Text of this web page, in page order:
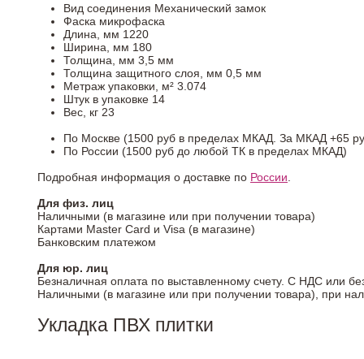
Вид соединения Механический замок
Фаска микрофаска
Длина, мм 1220
Ширина, мм 180
Толщина, мм 3,5 мм
Толщина защитного слоя, мм 0,5 мм
Метраж упаковки, м² 3.074
Штук в упаковке 14
Вес, кг 23
По Москве (1500 руб в пределах МКАД. За МКАД +65
По России (1500 руб до любой ТК в пределах МКАД)
Подробная информация о доставке по России
Для физ. лиц
Наличными (в магазине или при получении товара)
Картами Master Card и Visa (в магазине)
Банковским платежом
Для юр. лиц
Безналичная оплата по выставленному счету. С НДС или
Наличными (в магазине или при получении товара), при
Укладка ПВХ плитки